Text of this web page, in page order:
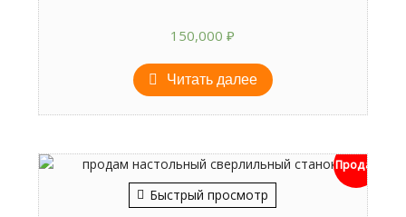
150,000₽
Читать далее
Быстрый просмотр
Продан